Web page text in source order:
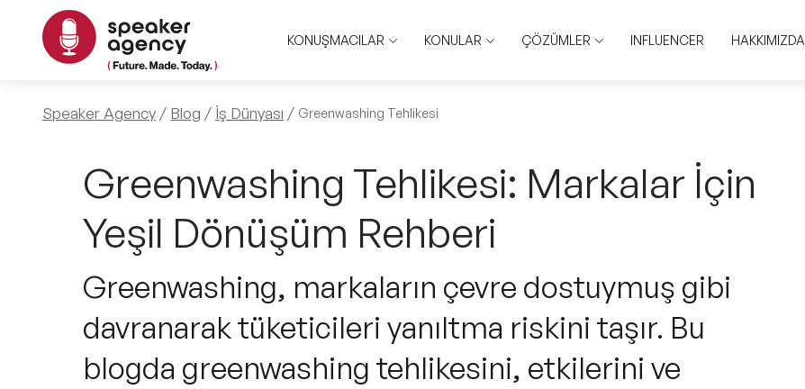
KONUŞMACILAR KONULAR ÇÖZÜMLER INFLUENCER HAKKIMIZDA
Speaker Agency Blog İş Dünyası Greenwashing Tehlikesi
Greenwashing Tehlikesi: Markalar İçin
Yeşil Dönüşüm Rehberi
Greenwashing, markaların çevre dostuymuş gibi
davranarak tüketicileri yanıltma riskini taşır. Bu
blogda greenwashing tehlikesini, etkilerini ve